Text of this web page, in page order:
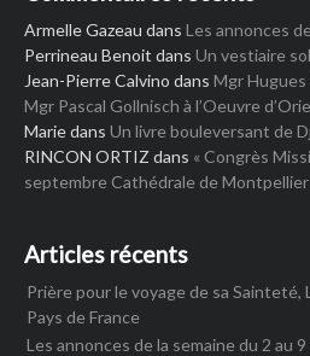
Armelle Gazeau dans Les annonces
Perrineau Benoit dans Un vestiaire
Jean-Pierre Calvino dans Mgr
Mgr Pascal Gollnisch à l’Oeuvre
Mariedans Un livre bouleversant de
RINCON ORTIZ dans « Congrès
septembre Cathédrale de Montpellier
Articles récents
Prière pour le voyage de sa
Pays de France
Les annonces de la semaine du 2 au